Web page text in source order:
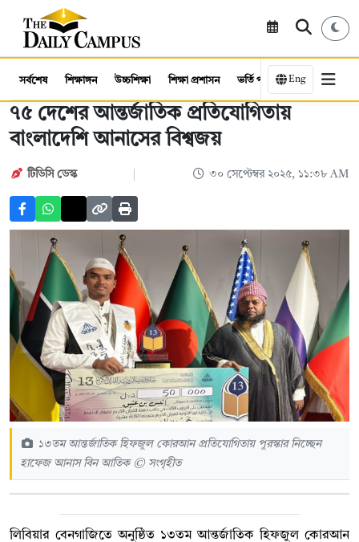
সর্বশেষ শিক্ষাঙ্গন উচ্চশিক্ষা শিক্ষা প্রশাসন ভর্তি পরীক্ষা কর্মসংস্থান
Eng
৭৫ দেশের আন্তর্জাতিক প্রতিযোগিতায়
বাংলাদেশি আনাসের বিশ্বজয়
টিডিসি ডেস্ক ৩০ সেপ্টেম্বর ২০২৫, ১১:৩৮ AM
১৩তম আন্তর্জাতিক হিফজুল কোরআন প্রতিযোগিতায় পুরস্কার নিচ্ছেন
হাফেজ আনাস বিন আতিক © সংগৃহীত
লিবিয়ার বেনগাজিতে অনুষ্ঠিত ১৩তম আন্তর্জাতিক হিফজুল কোরআন